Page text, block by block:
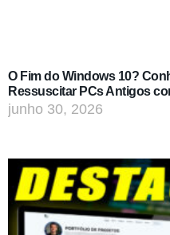
O Fim do Windows 10?
Ressuscitar PCs Antigos
junho 30, 2026